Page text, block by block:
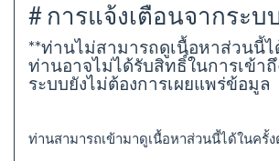
# การแจ้งเตือนจากระบ
**ท่านไม่สามารถดูเนื้อหาส่วนนี้ไ
ท่านอาจไม่ได้รับสิทธิ์ในการเข้า
ระบบยังไม่ต้องการเผยแพร่ข้อมูล
ท่านสามารถเข้ามาดูเนื้อหาส่วนนี้ได้ในครั้งต่